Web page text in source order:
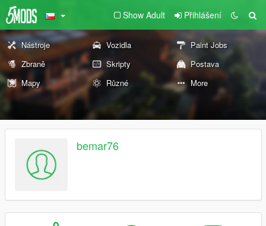
Show Adult Přihlášení
Nástroje Vozidla
Paint Jobs
Zbraně
Skripty
Postava
Mapy
Různé More
bemar76